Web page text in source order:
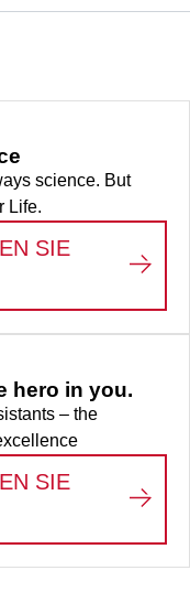
science. But
Life.
SIE
hero in you.
– the
SIE
WE SEE THE